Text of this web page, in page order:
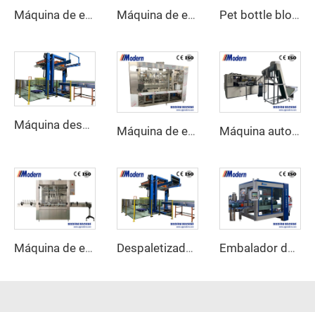
Máquina de embalagem automática em cartão Máquina de embalagem combinada de papelão retrátil com meia bandeja Pet bottle blowing machine
Máquina despaletizadora de garrafas vazias
Máquina de enchimento e costura de latas de suco Máquina automática de sopro para garrafas pet
Máquina de enchimento de detergente com servomotor Despaletizador automático para latas e garrafas vazias Embalador de caixas automático